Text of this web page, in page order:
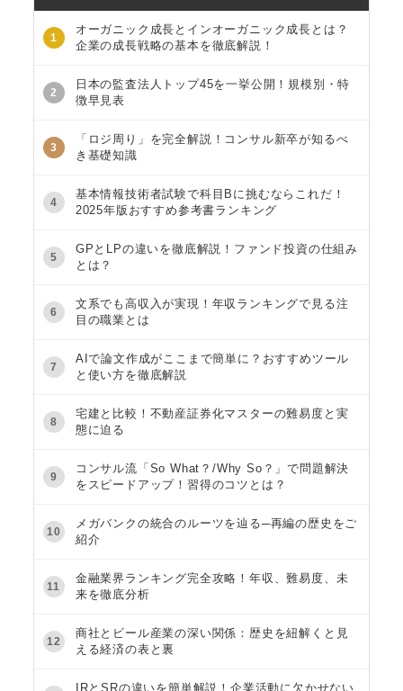
1
オーガニック成長とインオーガニック成長とは？
企業の成長戦略の基本を徹底解説！
2
日本の監査法人トップ45を一挙公開！規模別・特
徴早見表
3
「ロジ周り」を完全解説！コンサル新卒が知るべ
き基礎知識
4
基本情報技術者試験で科目Bに挑むならこれだ！
2025年版おすすめ参考書ランキング
5
GPとLPの違いを徹底解説！ファンド投資の仕組み
とは？
6
文系でも高収入が実現！年収ランキングで見る注
目の職業とは
7
AIで論文作成がここまで簡単に？おすすめツール
と使い方を徹底解説
8
宅建と比較！不動産証券化マスターの難易度と実
態に迫る
9
コンサル流「So What？/Why So？」で問題解決
をスピードアップ！習得のコツとは？
10
メガバンクの統合のルーツを辿る─再編の歴史をご
紹介
11
金融業界ランキング完全攻略！年収、難易度、未
来を徹底分析
12
商社とビール産業の深い関係：歴史を紐解くと見
える経済の表と裏
IRとSRの違いを簡単解説！企業活動に欠かせない